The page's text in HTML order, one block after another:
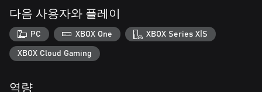
미칩니다. 차량을 선택할 때 고려해야 하는 요소죠. 이제 전략적
인 플레이가 더욱 중요해졌습니다!
기술을 선보이세요
대승을 거두어 상대를 감탄하게 만들기 전에, 새로운 기술로 상대
를 입도 뻥긋 못하게 만드세요! 드리프트, 부스트와 더불어 이제
이밍에 기술을 현명하게 사용해 라이벌을 들이받고 트랙에서 내
다음 사용자와 플레이
PC XBOX One XBOX Series X|S
XBOX Cloud Gaming
역량